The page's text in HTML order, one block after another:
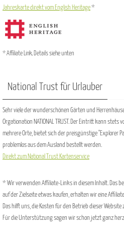
Jahreskarte direkt vom English Heritage*
* Affiliate Link, Details siehe unten
National Trust für Urlauber
Sehr viele der wunderschönen Gärten und
Orgationation NATIONAL TRUST. Der Eintritt kann
mehrere Orte, bietet sich der preisgünstige "Explorer
problemlos aus dem Ausland bestellt werden.
Direkt zum National Trust Kartenservice
* Wir verwenden Affiliate-Links in diesem Inhalt. Das
auf der Zielseite etwas kaufen, erhalten wir eine
Das hilft uns, die Kosten für den Betrieb dieser Website
Für die Unterstützung sagen wir schon jetzt ganz